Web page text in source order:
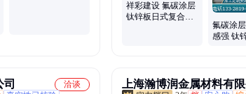
祥彩建设 氟碳涂层
钛锌板日式复合瓦
氟碳涂
感强 钛
洽谈
上海瀚博润金属材料有